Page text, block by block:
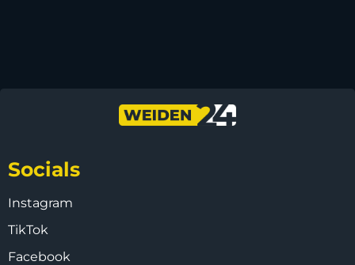
Socials
Instagram
TikTok
Facebook